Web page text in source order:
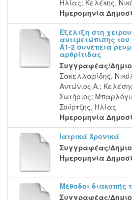
Ηλίας; Κελέκης,
Ημερομηνία
Εξέλιξη στη
αντιμετώπισης
Α1-2 συνέπεια
αρθρίτιδας
Συγγραφέας/
Σακελλαρίδης,
Αντώνιος Α.;
Σωτήριος;
Σούρτζης, Ηλίας
Ημερομηνία
Ιατρικά Χρονικά
Συγγραφέας/
Ημερομηνία
Μέθοδοι διακοπής
Συγγραφέας/